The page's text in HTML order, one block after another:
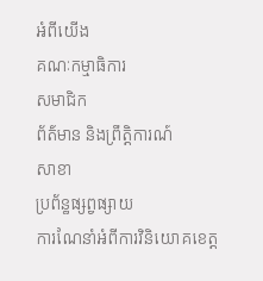
អំពីយើង
គណៈកម្មាធិការ
សមាជិក
ព័ត៌មាន និងព្រឹត្តិការណ៍
សាខា
ប្រព័ន្ធផ្សព្វផ្សាយ
ការណែនាំអំពីការវិនិយោគខេត្ត